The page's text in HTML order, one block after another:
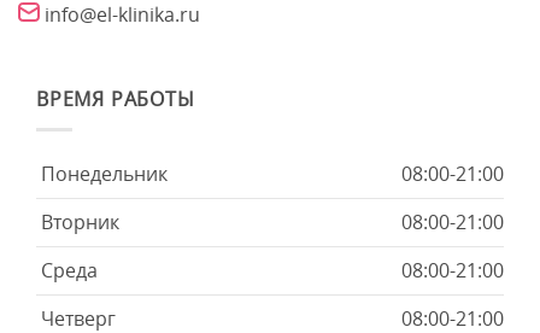
info@el-klinika.ru
ВРЕМЯ РАБОТЫ
Понедельник
08:00-21:00
Вторник
08:00-21:00
Среда
08:00-21:00
Четверг
08:00-21:00